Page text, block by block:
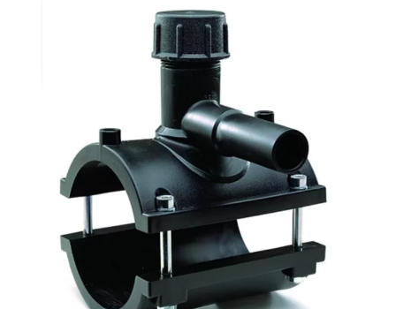
Трубы ПНД (ПЭ) напорные/безнапорные
Безнапорные трубы (Корсис)
Кольца
Муфты для безнапорных труб ПНД
Трубы КОРСИС гофрированные для
канализации
Фитинги для безнапорных труб ПНД
(ПЭ)
Напорные трубы
Трубы SDR 11 ( 16 атмосфер )
Трубы SDR 13,6 ( 12 атмосфер )
Трубы SDR 17 ( 10 атмосфер )
Трубы SDR 21 ( 8 атмосфер )
Трубы SDR 26 (6 атмосфер )
Фитинг ПЭ
Компрессионные фитинги
Компрессионные фитинги "Astore"
(Италия)
Компрессионные фитинги PN10/16